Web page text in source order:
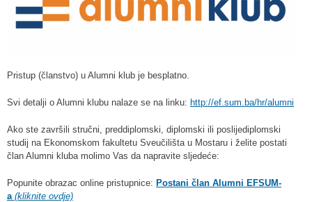
Pristup (članstvo) u Alumni klub je besplatno.
Svi detalji o Alumni klubu nalaze se na linku: http://ef.sum.ba/hr/alumni
Ako ste završili stručni, preddiplomski, diplomski ili poslijediplomski
studij na Ekonomskom fakultetu Sveučilišta u Mostaru i želite postati
član Alumni kluba molimo Vas da napravite sljedeće:
Popunite obrazac online pristupnice: Postani član Alumni EFSUM-
a (kliknite ovdje)